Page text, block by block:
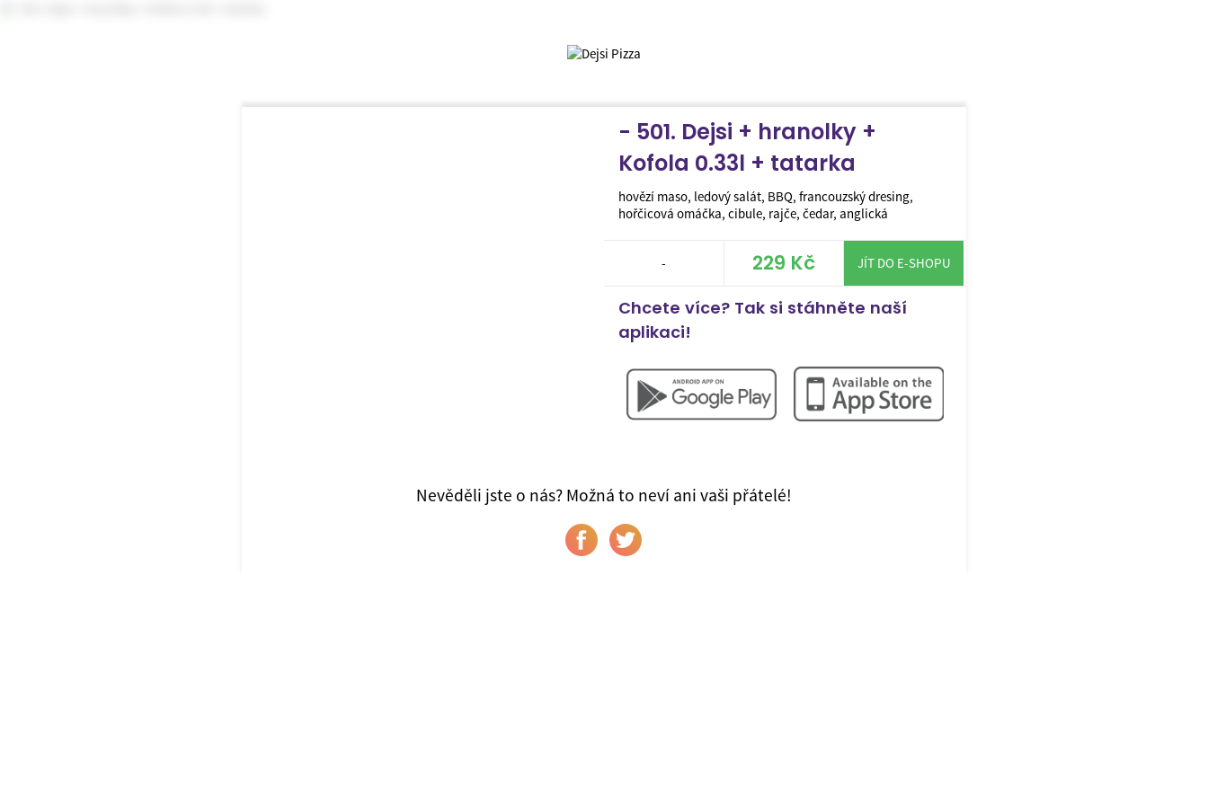
- 501. Dejsi + hranolky +
Kofola 0.33l + tatarka
hovězí maso, ledový salát, BBQ, francouzský dresing,
hořčicová omáčka, cibule, rajče, čedar, anglická
- 229 Kč JÍT DO E-SHOPU
Chcete více? Tak si stáhněte naší
aplikaci!
Nevěděli jste o nás? Možná to neví ani vaši přátelé!